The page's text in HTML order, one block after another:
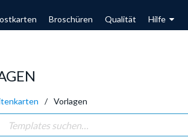
Broschüren Qualität Hilfe
Vorlagen